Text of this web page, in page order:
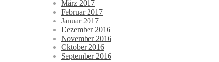
März 2017
Februar 2017
Januar 2017
Dezember 2016
November 2016
Oktober 2016
September 2016